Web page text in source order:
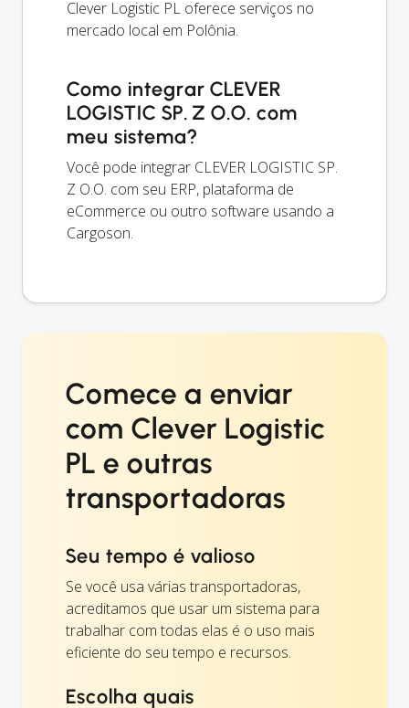
Clever Logistic PL oferece serviços no
mercado local em Polônia.
Como integrar CLEVER
LOGISTIC SP. Z O.O. com
meu sistema?
Você pode integrar CLEVER LOGISTIC SP.
Z O.O. com seu ERP, plataforma de
eCommerce ou outro software usando a
Cargoson.
Comece a enviar
com Clever Logistic
PL e outras
transportadoras
Seu tempo é valioso
Se você usa várias transportadoras,
acreditamos que usar um sistema para
trabalhar com todas elas é o uso mais
eficiente do seu tempo e recursos.
Escolha quais